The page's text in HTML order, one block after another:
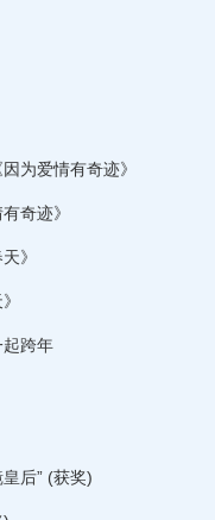
为爱情有奇迹》
奇迹》
》
跨年
后” (获奖)